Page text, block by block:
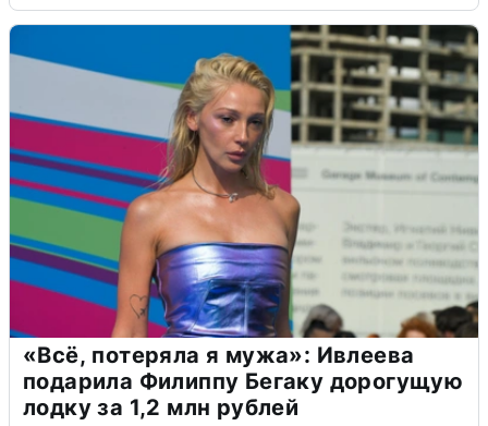
«Всё, потеряла я мужа»: Ивлеева
подарила Филиппу Бегаку дорогущую
лодку за 1,2 млн рублей